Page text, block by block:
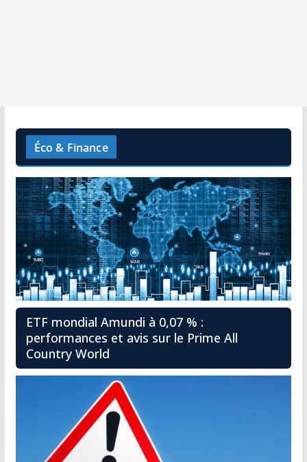
Éco & Finance
ETF mondial Amundi à 0,07 % :
performances et avis sur le Prime All
Country World